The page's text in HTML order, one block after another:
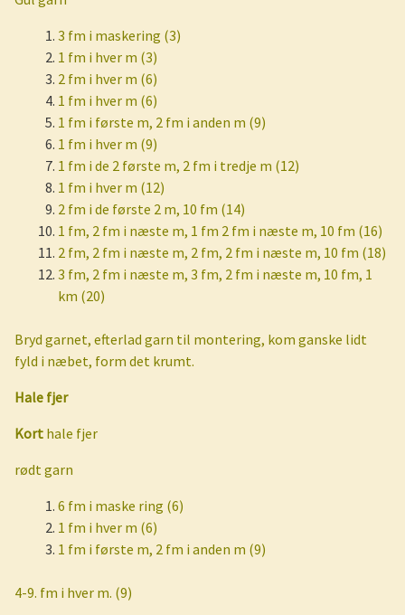
3 fm i maskering (3)
1 fm i hver m (3)
2 fm i hver m (6)
1 fm i hver m (6)
1 fm i første m, 2 fm i anden m (9)
1 fm i hver m (9)
1 fm i de 2 første m, 2 fm i tredje m (12)
1 fm i hver m (12)
2 fm i de første 2 m, 10 fm (14)
1 fm, 2 fm i næste m, 1 fm 2 fm i næste m, 10 fm (16)
2 fm, 2 fm i næste m, 2 fm, 2 fm i næste m, 10 fm (18)
3 fm, 2 fm i næste m, 3 fm, 2 fm i næste m, 10 fm, 1
km (20)
Bryd garnet, efterlad garn til montering, kom ganske lidt
fyld i næbet, form det krumt.
Hale fjer
Kort hale fjer
rødt garn
6 fm i maske ring (6)
1 fm i hver m (6)
1 fm i første m, 2 fm i anden m (9)
4-9. fm i hver m. (9)